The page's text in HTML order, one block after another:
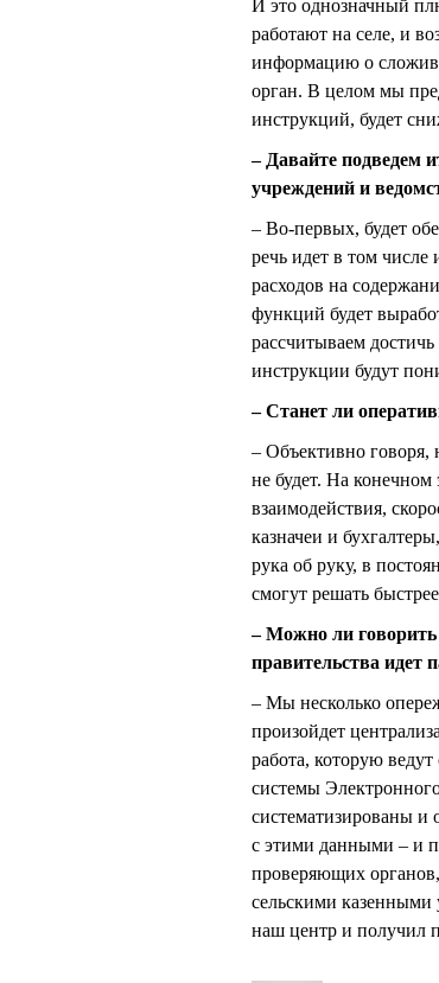
И это однозначный
работают на селе, и
информацию о
орган. В целом мы
инструкций, будет
– Давайте подведем
учреждений и
– Во-первых, будет
речь идет в том числе
расходов на
функций будет
рассчитываем
инструкции будут
– Станет ли
– Объективно говоря,
не будет. На конечном
взаимодействия,
казначеи и
рука об руку, в
смогут решать
– Можно ли говорить
правительства идет
– Мы несколько
произойдет
работа, которую
системы
систематизированы и
с этими данными – и
проверяющих
сельскими казенными
наш центр и получил